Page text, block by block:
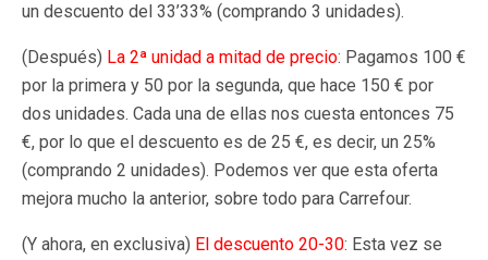
un descuento del 33’33% (comprando 3 unidades).
(Después) La 2ª unidad a mitad de precio: Pagamos 100 €
por la primera y 50 por la segunda, que hace 150 € por
dos unidades. Cada una de ellas nos cuesta entonces 75
€, por lo que el descuento es de 25 €, es decir, un 25%
(comprando 2 unidades). Podemos ver que esta oferta
mejora mucho la anterior, sobre todo para Carrefour.
(Y ahora, en exclusiva) El descuento 20-30: Esta vez se